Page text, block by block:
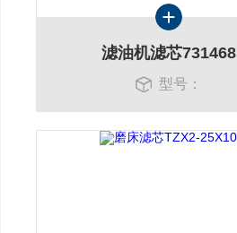
滤油机滤芯731468
型号：